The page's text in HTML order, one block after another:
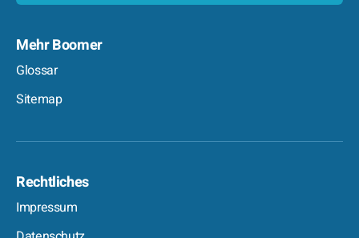
Mehr Boomer
Glossar
Sitemap
Rechtliches
Impressum